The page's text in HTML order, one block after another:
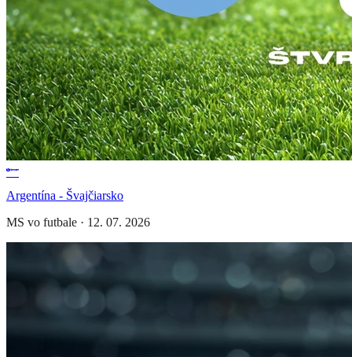
Argentína - Švajčiarsko
MS vo futbale · 12. 07. 2026